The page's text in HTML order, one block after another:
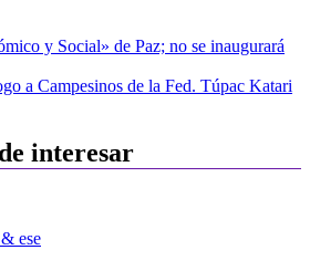
y Social» de Paz; no se inaugurará
a Campesinos de la Fed. Túpac Katari
interesar
ese